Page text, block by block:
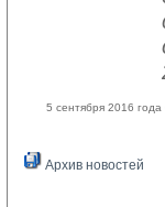
5 сентября 2016 года
Архив новостей